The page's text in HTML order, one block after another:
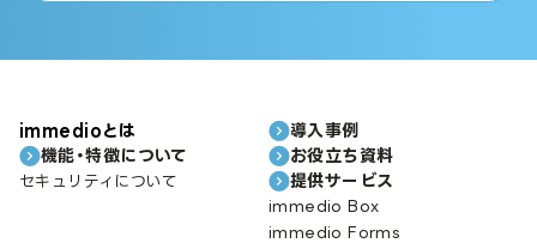
immedioとは
機能・特徴について
セキュリティについて
導入事例
お役立ち資料
提供サービス
immedio Box
immedio Forms